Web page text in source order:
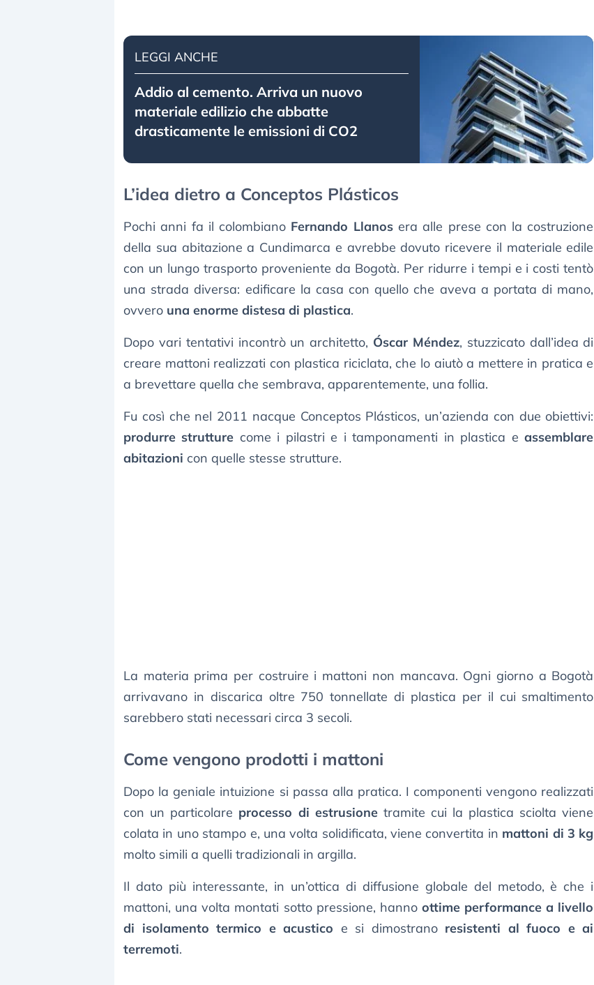
LEGGI ANCHE
Addio al cemento. Arriva un nuovo
materiale edilizio che abbatte
drasticamente le emissioni di CO2
L’idea dietro a Conceptos Plásticos
Pochi anni fa il colombiano Fernando Llanosera alle prese con la costruzione
della sua abitazione a Cundimarca e avrebbe dovuto ricevere il materiale edile
con un lungo trasporto proveniente da Bogotà. Per ridurre i tempi e i costi tentò
una strada diversa: edificare la casa con quello che aveva a portata di mano,
ovvero una enorme distesa di plastica.
Dopo vari tentativi incontrò un architetto, Óscar Méndez, stuzzicato dall’idea di
creare mattoni realizzati con plastica riciclata, che lo aiutò a mettere in pratica e
a brevettare quella che sembrava, apparentemente, una follia.
Fu così che nel 2011 nacque Conceptos Plásticos, un’azienda con due obiettivi:
produrre strutture come i pilastri e i tamponamenti in plastica eassemblare
abitazioni con quelle stesse strutture.
La materia prima per costruire i mattoni non mancava. Ogni giorno a Bogotà
arrivavano in discarica oltre 750 tonnellate di plastica per il cui smaltimento
sarebbero stati necessari circa 3 secoli.
Come vengono prodotti i mattoni
Dopo la geniale intuizione si passa alla pratica. I componenti vengono realizzati
con un particolare processo di estrusionetramite cui la plastica sciolta viene
colata in uno stampo e, una volta solidificata, viene convertita in mattoni di 3 kg
molto simili a quelli tradizionali in argilla.
Il dato più interessante, in un’ottica di diffusione globale del metodo, è che i
mattoni, una volta montati sotto pressione, hanno ottime performance a livello
di isolamento termico e acustico e si dimostrano resistenti al fuoco e ai
terremoti.